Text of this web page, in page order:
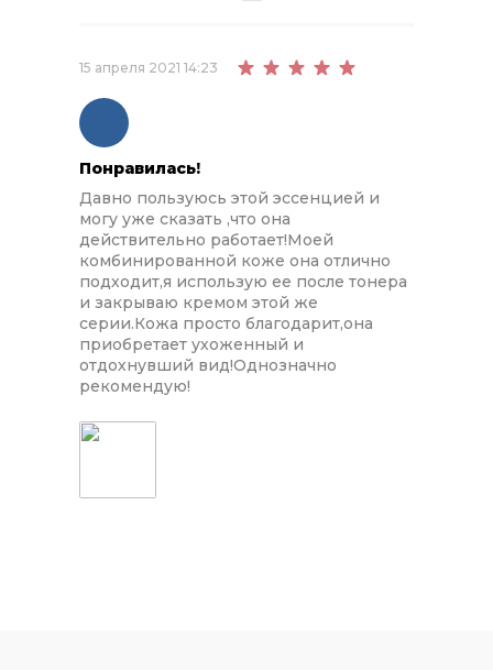
15 апреля 2021 14:23
Понравилась!
Давно пользуюсь этой эссенцией и
могу уже сказать ,что она
действительно работает!Моей
комбинированной коже она отлично
подходит,я использую ее после тонера
и закрываю кремом этой же
серии.Кожа просто благодарит,она
приобретает ухоженный и
отдохнувший вид!Однозначно
рекомендую!